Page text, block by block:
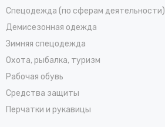
Спецодежда (по сферам деятельности)
Демисезонная одежда
Зимняя спецодежда
Охота, рыбалка, туризм
Рабочая обувь
Средства защиты
Перчатки и рукавицы